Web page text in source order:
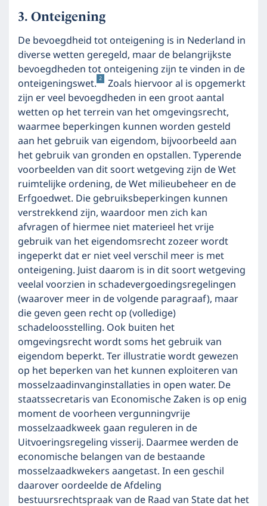
Onteigening
De bevoegdheid tot onteigening is in Nederland in
diverse wetten geregeld, maar de belangrijkste
bevoegdheden tot onteigening zijn te vinden in de
onteigeningswet. 2
Zoals hiervoor al is opgemerkt
zijn er veel bevoegdheden in een groot aantal
wetten op het terrein van het omgevingsrecht,
waarmee beperkingen kunnen worden gesteld
aan het gebruik van eigendom, bijvoorbeeld aan
het gebruik van gronden en opstallen. Typerende
voorbeelden van dit soort wetgeving zijn de Wet
ruimtelijke ordening, de Wet milieubeheer en de
Erfgoedwet. Die gebruiksbeperkingen kunnen
verstrekkend zijn, waardoor men zich kan
afvragen of hiermee niet materieel het vrije
gebruik van het eigendomsrecht zozeer wordt
ingeperkt dat er niet veel verschil meer is met
onteigening. Juist daarom is in dit soort wetgeving
veelal voorzien in schadevergoedingsregelingen
(waarover meer in de volgende paragraaf), maar
die geven geen recht op (volledige)
schadeloosstelling. Ook buiten het
omgevingsrecht wordt soms het gebruik van
eigendom beperkt. Ter illustratie wordt gewezen
op het beperken van het kunnen exploiteren van
mosselzaadinvanginstallaties in open water. De
staatssecretaris van Economische Zaken is op enig
moment de voorheen vergunningvrije
mosselzaadkweek gaan reguleren in de
Uitvoeringsregeling visserij. Daarmee werden de
economische belangen van de bestaande
mosselzaadkwekers aangetast. In een geschil
daarover oordeelde de Afdeling
bestuursrechtspraak van de Raad van State dat het